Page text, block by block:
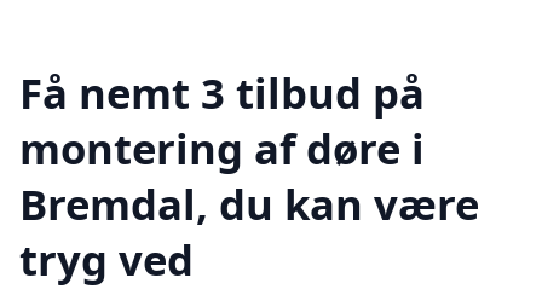
Få nemt 3 tilbud på
montering af døre i
Bremdal, du kan være
tryg ved